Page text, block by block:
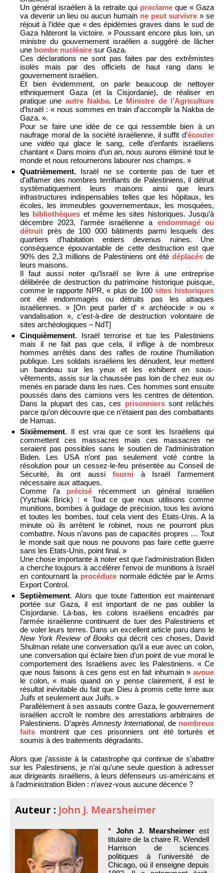
Un général israélien à la retraite qui proclameque « Gaza
va devenir un lieu ou aucun humain ne peut survivre » se
réjouit à l’idée que « des épidémies graves dans le sud de
Gaza hâteront la victoire. » Poussant encore plus loin, un
ministre du gouvernement israélien a suggéré de lâcher
une bombe nucléaire sur Gaza.
Ces déclarations ne sont pas faites par des extrêmistes
isolés mais par des officiels de haut rang dans le
gouvernement israélien.
Et bien évidemment, on parle beaucoup de nettoyer
ethniquement Gaza (et la Cisjordanie), de réaliser en
pratique une autre Nakba. Le Ministre de l’Agriculture
d’Israël : « nous sommes en train d’accomplir la Nakba de
Gaza. ».
Pour se faire une idée de ce qui ressemble bien à un
naufrage moral de la société israélienne, il suffit d’écouter
une vidéoqui glace le sang, celle d’enfants israéliens
chantant « Dans moins d’un an, nous aurons éliminé tout le
monde et nous retournerons labourer nos champs. »
Quatrièmement. Israël ne se contente pas de tuer et
d’affamer des nombres terrifiants de Palestiniens, il détruit
systématiquement leurs maisons ainsi que leurs
infrastructures indispensables telles que les hôpitaux, les
écoles, les immeubles gouvernementaux, les mosquées,
les bibliothèques et même les sites historiques. Jusqu’à
décembre 2023, l’armée israélienne a endommagé ou
détruit près de 100 000 bâtiments parmi lesquels des
quartiers d’habitation entiers devenus ruines. Une
conséquence épouvantable de cette destruction est que
90% des 2,3 millions de Palestiniens ont étédéplacés de
leurs maisons.
Il faut aussi noter qu’Israël se livre à une entreprise
délibérée de destruction du patrimoine historique puisque,
comme le rapporte NPR, « plus de 100sites historiques
ont été endommagés ou détruits pas les attaques
israéliennes. » [On peut parler d’ « archéocide » ou «
vandalisation », c’est-à-dire de destruction volontaire de
sites archéologiques – NdT]
Cinquièmement. Israël terrorise et tue les Palestiniens
mais il ne fait pas que cela, il inflige à de nombreux
hommes arrêtés dans des rafles de routine l’humiliation
publique. Les soldats israéliens les dénudent, leur mettent
un bandeau sur les yeux et les exhibent en sous-
vêtements, assis sur la chaussée pas loin de chez eux ou
menés en parade dans les rues. Ces hommes sont ensuite
poussés dans des camions vers les centres de détention.
Dans la plupart des cas, ces prisonnierssont relâchés
parce qu’on découvre que ce n’étaient pas des combattants
de Hamas.
Sixièmement. Il est vrai que ce sont les Israéliens qui
commettent ces massacres mais ces massacres ne
seraient pas possibles sans le soutien de l’administration
Biden. Les USA n’ont pas seulement voté contre la
résolution pour un cessez-le-feu présentée au Conseil de
Sécurité, ils ont aussifourni à Israël l’armement
nécessaire aux attaques.
Comme l’a précisérécemment un général israélien
(Yytzhak Brick) : « Tout ce que nous utilisons comme
munitions, bombes à guidage de précision, tous les avions
et toutes les bombes, tout cela vient des Etats-Unis. A la
minute où ils arrêtent le robinet, nous ne pourront plus
combattre. Nous n’avons pas de capacités propres … Tout
le monde sait que nous ne pouvons pas faire cette guerre
sans les Etats-Unis, point final. »
Une chose importante à noter est que l’administration Biden
a cherche toujours à accélérer l’envoi de munitions à Israël
en contournant la procédurenormale édictée par le Arms
Export Control.
Septièmement. Alors que toute l’attention est maintenant
portée sur Gaza, il est important de ne pas oublier la
Cisjordanie. Là-bas, les colons israéliens encadrés par
l’armée israélienne continuent de tuer des Palestiniens et
de voler leurs terres. Dans un excellent article paru dans le
New York Review of Books qui décrit ces choses, David
Shulman relate une conversation qu’il a eue avec un colon,
une conversation qui éclaire bien d’un point de vue moral le
comportement des Israéliens avec les Palestiniens. « Ce
que nous faisons à ces gens est en fait inhumain » avoue
le colon, « mais quand on y pense clairement, il est le
résultat inévitable du fait que Dieu à promis cette terre aux
Juifs et seulement aux Juifs. »
Parallèlement à ses assauts contre Gaza, le gouvernement
israélien accroît le nombre des arrestations arbitraires de
Palestiniens. D’après Amnesty International, de nombreux
faits montrent que ces prisonniers ont été torturés et
soumis à des traitements dégradants.
Alors que j’assiste à la catastrophe qui continue de s’abattre
sur les Palestiniens, je n’ai qu’une seule question à adresser
aux dirigeants israéliens, à leurs défenseurs us-américains et
à l’administration Biden : n’avez-vous aucune décence ?
Auteur : John J. Mearsheimer
* John J. Mearsheimerest
titulaire de la chaire R. Wendell
Harrison de sciences
politiques à l'université de
Chicago, où il enseigne depuis